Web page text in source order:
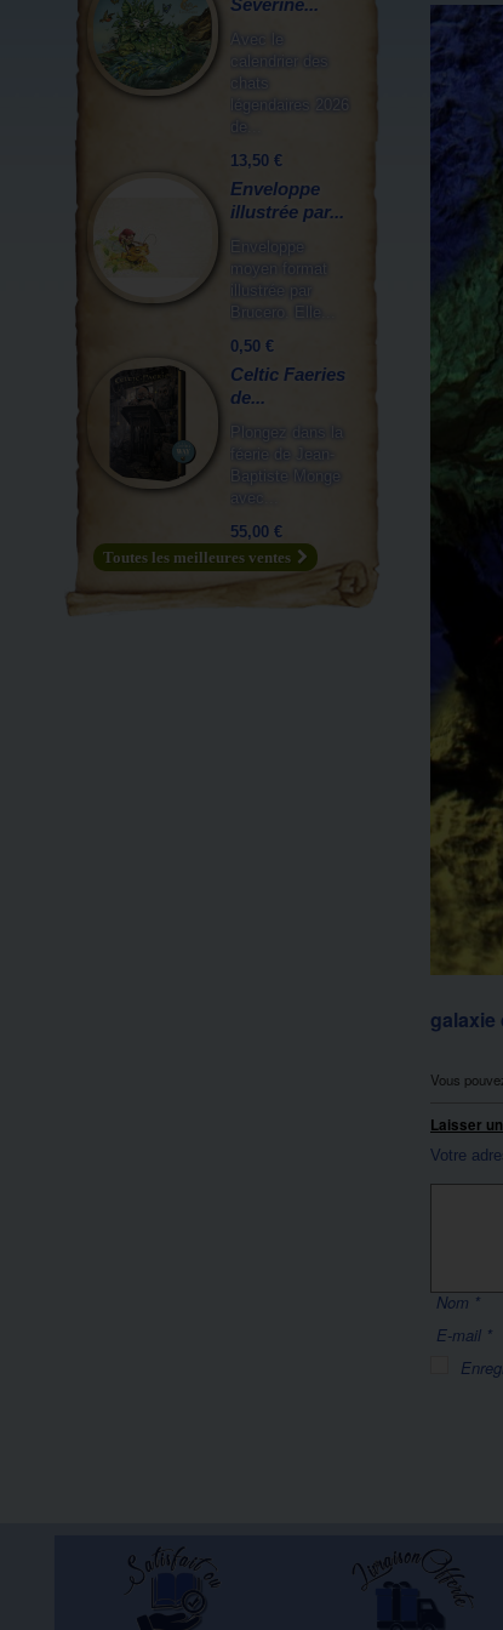
galaxie
Vous
Laisser
Votre
Nom *
E-mail *
Séverine...
Avec le
calendrier des
chats
légendaires 2026
de...
13,50 €
Enveloppe
illustrée par...
Enveloppe
moyen format
illustrée par
Brucero. Elle...
0,50 €
Celtic Faeries
de...
Plongez dans la
féerie de Jean-
Baptiste Monge
avec...
55,00 €
Toutes les meilleures ventes